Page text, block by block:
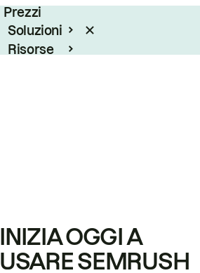
Prezzi
Soluzioni
Risorse
INIZIA OGGI A
USARE SEMRUSH